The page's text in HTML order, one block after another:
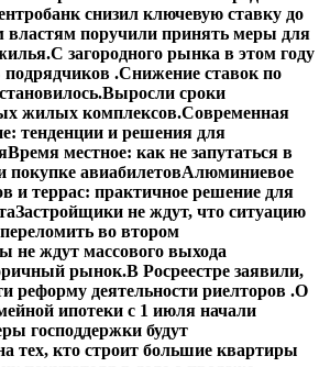
снизил ключевую ставку до
властям поручили принять меры для
С загородного рынка в этом году
.Снижение ставок по
Выросли сроки
жилых комплексов.Современная
тенденции и решения для
Время местное: как не запутаться в
покупке авиабилетовАлюминиевое
и террас: практичное решение для
Застройщики не ждут, что ситуацию
во втором
не ждут массового выхода
рынок.В Росреестре заявили,
реформу деятельности риелторов .О
ипотеки с 1 июля начали
господдержки будут
тех, кто строит большие квартиры